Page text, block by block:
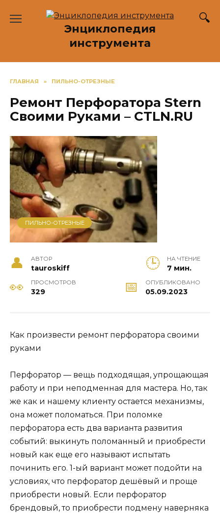
Энциклопедия
инструмента
ГЛАВНАЯ » ПИЛЬНО-ОТРЕЗНЫЕ
Ремонт Перфоратора Stern
Своими Руками – CTLN.RU
ПИЛЬНО-ОТРЕЗНЫЕ
АВТОР
tauroskiff
НА ЧТЕНИЕ
7 мин.
ПРОСМОТРОВ
329
ОПУБЛИКОВАНО
05.09.2023
Как произвести ремонт перфоратора своими
руками
Перфоратор — вещь подходящая, упрощающая
работу и при неподменная для мастера. Но, так
же как и нашему клиенту остается механизмы,
она может поломаться. При поломке
перфоратора есть два варианта развития
событий: выкинуть поломанный и приобрести
новый как еще его называют испытать
починить его. 1-ый вариант может подойти на
условиях, что перфоратор дешёвый и проще
приобрести новый. Если перфоратор
брендовый, то приобрести подмену наверняка